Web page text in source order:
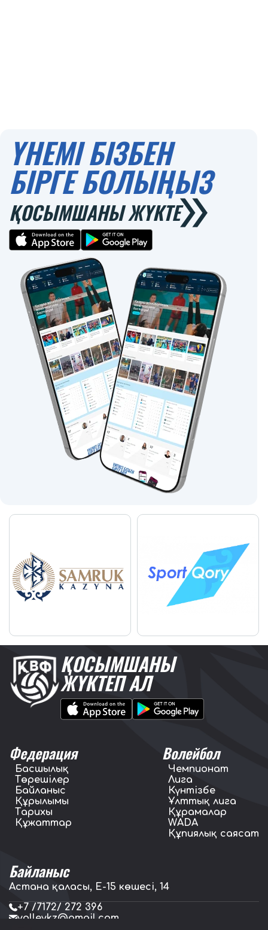
ҮНЕМІ БІЗБЕН
БІРГЕ БОЛЫҢЫЗ
ҚОСЫМШАНЫ ЖҮКТЕ
ҚОСЫМШАНЫ
ЖҮКТЕП АЛ
Федерация
Басшылық
Төрешілер
Байланыс
Құрылымы
Тарихы
Құжаттар
Волейбол
Чемпионат
Лига
Күнтізбе
Ұлттық лига
Құрамалар
WADA
Құпиялық саясат
Байланыс
Астана қаласы, E-15 көшесі, 14
+7 /7172/ 272 396
volleykz@gmail.com